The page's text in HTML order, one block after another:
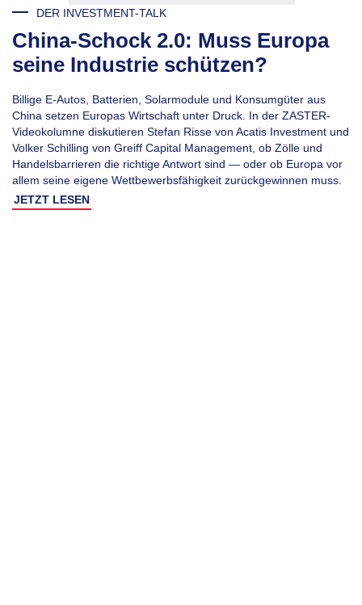
DER INVESTMENT-TALK
China-Schock 2.0: Muss Europa
seine Industrie schützen?
Billige E-Autos, Batterien, Solarmodule und Konsumgüter aus
China setzen Europas Wirtschaft unter Druck. In der ZASTER-
Videokolumne diskutieren Stefan Risse von Acatis Investment und
Volker Schilling von Greiff Capital Management, ob Zölle und
Handelsbarrieren die richtige Antwort sind — oder ob Europa vor
allem seine eigene Wettbewerbsfähigkeit zurückgewinnen muss.
JETZT LESEN